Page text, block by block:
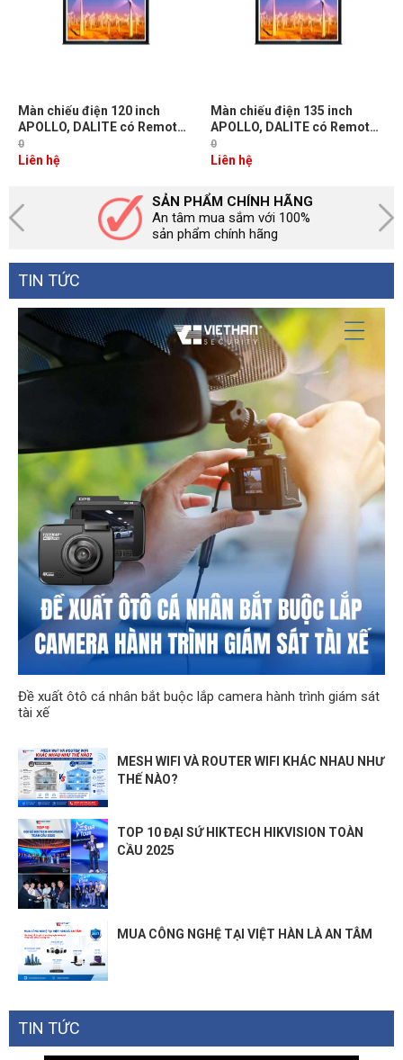
Màn chiếu điện 120 inch
APOLLO, DALITE có Remote,
màn lớn không bị nối, tỷ lệ 1:1
0
Liên hệ
Màn chiếu điện 135 inch
APOLLO, DALITE có Remote,
màn lớn không bị nối, tỷ lệ 1:1
0
Liên hệ
SẢN PHẨM CHÍNH HÃNG
An tâm mua sắm với 100%
sản phẩm chính hãng
TIN TỨC
Đề xuất ôtô cá nhân bắt buộc lắp camera hành trình giám sát
tài xế
MESH WIFI VÀ ROUTER WIFI KHÁC NHAU NHƯ
THẾ NÀO?
TOP 10 ĐẠI SỨ HIKTECH HIKVISION TOÀN
CẦU 2025
MUA CÔNG NGHỆ TẠI VIỆT HÀN LÀ AN TÂM
TIN TỨC